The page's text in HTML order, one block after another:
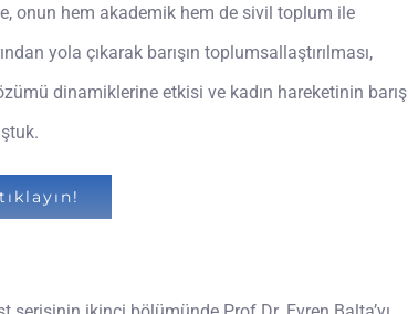
onun hem akademik hem de sivil toplum ile
yola çıkarak barışın toplumsallaştırılması,
dinamiklerine etkisi ve kadın hareketinin barış